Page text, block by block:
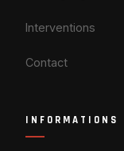
Interventions
Contact
INFORMATIONS